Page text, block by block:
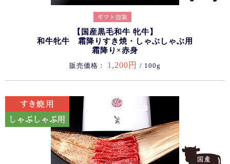
【国産黒毛和牛 牝牛】
和牛牝牛 霜降りすき焼・しゃぶしゃぶ用
霜降り×赤身
販売価格： 1,200円 / 100g